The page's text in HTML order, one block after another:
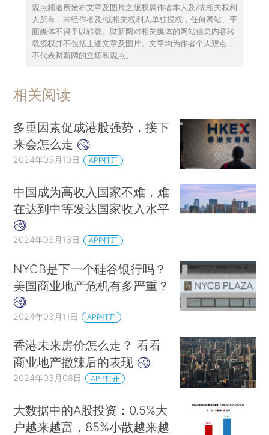
观点频道所发布文章及图片之版权属作者本人及/或相关权利
人所有，未经作者及/或相关权利人单独授权，任何网站、平
面媒体不得予以转载。财新网对相关媒体的网站信息内容转
载授权并不包括上述文章及图片。文章均为作者个人观点，
不代表财新网的立场和观点。
相关阅读
多重因素促成港股强势，接下
来会怎么走
2024年05月10日 APP打开
中国成为高收入国家不难，难
在达到中等发达国家收入水平
2024年03月13日 APP打开
NYCB是下一个硅谷银行吗？
美国商业地产危机有多严重？
2024年03月11日 APP打开
香港未来房价怎么走？ 看看
商业地产撤辣后的表现
2024年03月08日 APP打开
大数据中的A股投资：0.5%大
户越来越富，85%小散越来越